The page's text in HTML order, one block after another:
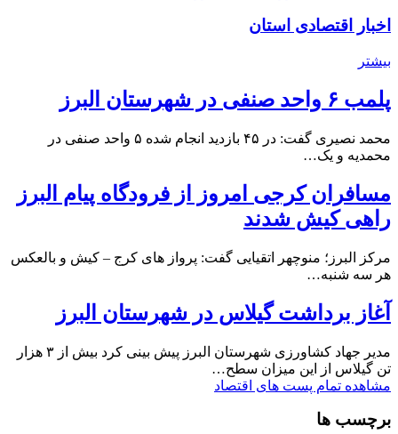
اخبار اقتصادی استان
بیشتر
پلمب ۶ واحد صنفی در شهرستان البرز
محمد نصیری گفت: در ۴۵ بازدید انجام شده ۵ واحد صنفی در
محمدیه و یک…
مسافران کرجی امروز از فرودگاه پیام البرز
راهی کیش شدند
مرکز البرز؛ منوچهر اتقیایی گفت: پرواز های کرج – کیش و بالعکس
هر سه شنبه…
آغاز برداشت گیلاس در شهرستان البرز
مدیر جهاد کشاورزی شهرستان البرز پیش بینی کرد بیش از ۳ هزار
تن گیلاس از این میزان سطح…
مشاهده تمام پست های اقتصاد
برچسب ها